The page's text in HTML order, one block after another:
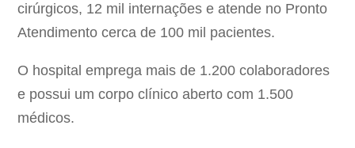
cirúrgicos, 12 mil internações e atende no Pronto
Atendimento cerca de 100 mil pacientes.
O hospital emprega mais de 1.200 colaboradores
e possui um corpo clínico aberto com 1.500
médicos.